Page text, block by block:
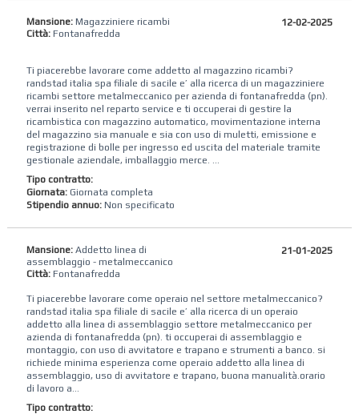
Mansione:Magazziniere ricambi
Città:Fontanafredda
12-02-2025
Ti piacerebbe lavorare come addetto al magazzino ricambi?
randstad‌ ‌italia‌ ‌spa‌ ‌filiale di sacile ‌e’‌ ‌alla‌ ‌ricerca‌ ‌di‌ un magazziniere
ricambi settore metalmeccanico per azienda di fontanafredda (pn).
verrai inserito nel reparto service e ti occuperai di gestire la
ricambistica con magazzino automatico, movimentazione interna
del magazzino sia manuale e sia con uso di muletti, emissione e
registrazione di bolle per ingresso ed uscita del materiale tramite
gestionale aziendale, imballaggio merce. ...
Tipo contratto:
Giornata: Giornata completa
Stipendio annuo: Non specificato
Mansione:Addetto linea di
assemblaggio - metalmeccanico
Città:Fontanafredda
21-01-2025
Ti piacerebbe lavorare come operaio nel settore metalmeccanico?
randstad‌ ‌italia‌ ‌spa‌ ‌filiale di sacile ‌e’‌ ‌alla‌ ‌ricerca‌ ‌di‌ un operaio ​
addetto​ alla linea di assemblaggio settore metalmeccanico per
azienda di ​​fontanafredda (pn). ti occuperai di assemblaggio e
montaggio, con uso di avvitatore e trapano​ e strumenti a banco. si
richiede minima esperienza ​come ​operaio addetto alla linea di
assemblaggio, uso di avvitatore e trapano, buona manualità. ​orario
di lavoro a...
Tipo contratto: